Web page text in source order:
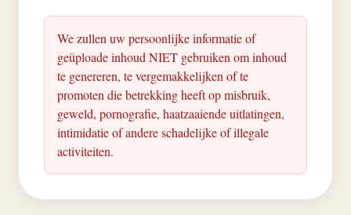
We zullen uw persoonlijke informatie of
geüploade inhoud NIET gebruiken om inhoud
te genereren, te vergemakkelijken of te
promoten die betrekking heeft op misbruik,
geweld, pornografie, haatzaaiende uitlatingen,
intimidatie of andere schadelijke of illegale
activiteiten.